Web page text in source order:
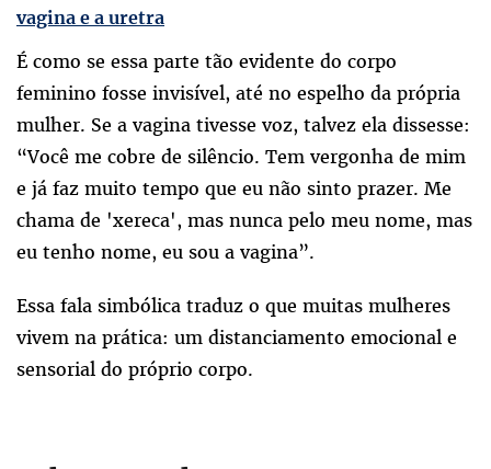
vagina e a uretra
É como se essa parte tão evidente do corpo
feminino fosse invisível, até no espelho da própria
mulher. Se a vagina tivesse voz, talvez ela dissesse:
“Você me cobre de silêncio. Tem vergonha de mim
e já faz muito tempo que eu não sinto prazer. Me
chama de 'xereca', mas nunca pelo meu nome, mas
eu tenho nome, eu sou a vagina”.
Essa fala simbólica traduz o que muitas mulheres
vivem na prática: um distanciamento emocional e
sensorial do próprio corpo.